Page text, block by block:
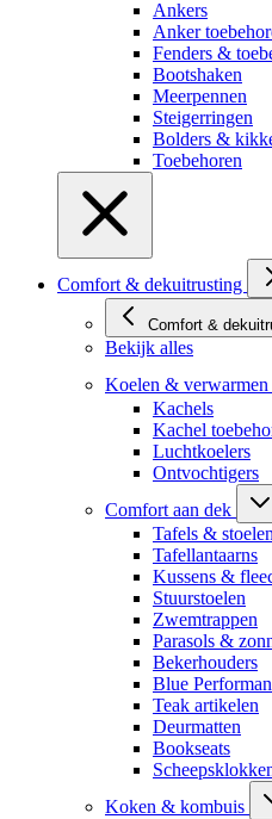
Ankers
Anker
Fenders &
Bootshaken
Meerpennen
Steigerringen
Bolders &
Toebehoren
Comfort & dekuitrusting
Comfort &
Bekijk alles
Koelen & verwarmen
Kachels
Kachel
Luchtkoelers
Ontvochtigers
Comfort aan dek
Tafels & stoelen
Tafellantaarns
Kussens &
Stuurstoelen
Zwemtrappen
Parasols &
Bekerhouders
Blue
Teak artikelen
Deurmatten
Bookseats
Koken & kombuis